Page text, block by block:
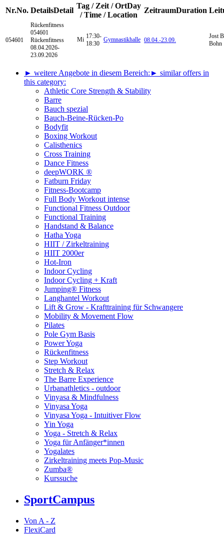
Nr.No. DetailsDetail
Tag / Zeit / OrtDay
/ Time / Location
ZeitraumDuration
054601
Rückenfitness
054601
Rückenfitness
08.04.2026-
23.09.2026
Mi 17:30-
18:30
Gymnastikhalle 08.04.-23.09.
Jost
Bohn
► weitere Angebote in diesem Bereich: ► similar offers in
this category:
Athletic Core Strength & Stability
Barre
Bauch spezial
Bauch-Beine-Rücken-Po
Bodyfit
Boxing Workout
Calisthenics
Cross Training
Dance Fitness
deepWORK ®
Fatburn Friday
Fitness-Bootcamp
Full Body Workout intense
Functional Fitness Outdoor
Functional Training
Handstand & Balance
Hatha Yoga
HIIT / Zirkeltraining
HIIT 2000er
Hot-Iron
Indoor Cycling
Indoor Cycling + Kraft
Jumping® Fitness
Langhantel Workout
Lift & Grow - Krafttraining für Schwangere
Mobility & Movement Flow
Pilates
Pole Gym Basis
Power Yoga
Rückenfitness
Step Workout
Stretch & Relax
The Barre Experience
Urbanathletics - outdoor
Vinyasa & Mindfulness
Vinyasa Yoga
Vinyasa Yoga - Intuitiver Flow
Yin Yoga
Yoga - Stretch & Relax
Yoga für Anfänger*innen
Yogalates
Zirkeltraining meets Pop-Music
Zumba®
Kurssuche
SportCampus
Von A - Z
FlexiCard